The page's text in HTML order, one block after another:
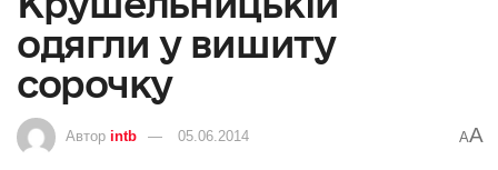
одягли у вишиту
сорочку
Автор intb 05.06.2014 AA